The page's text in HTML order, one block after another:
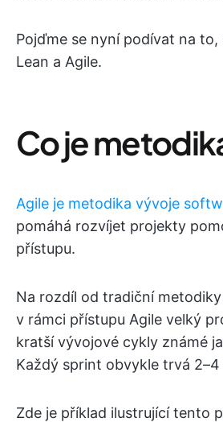
Pojďme se nyní podívat na to,
Lean a Agile.
Co je
Agile je metodika vývoje
pomáhá rozvíjet projekty
přístupu.
Na rozdíl od tradiční
v rámci přístupu Agile velký
kratší vývojové cykly známé
Každý sprint obvykle trvá
Zde je příklad ilustrující tento